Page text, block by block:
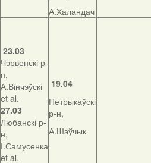
А.Халандач
23.03
Чэрвенскі р-
н,
А.Вінчэўскі
et al.
27.03
Любанскі р-
н,
І.Самусенка
et al.
19.04
Петрыкаўскі
р-н,
А.Шэўчык